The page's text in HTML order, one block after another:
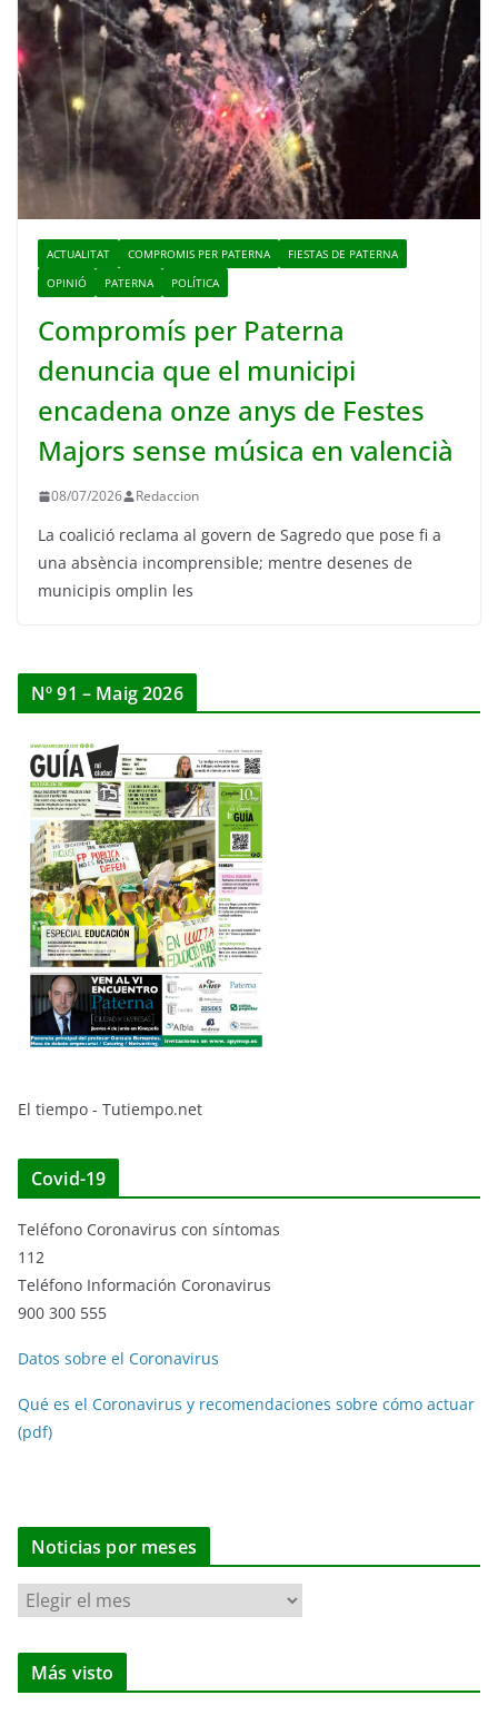
ACTUALITAT COMPROMIS PER PATERNA
FIESTAS DE PATERNA
OPINIÓ
PATERNA POLÍTICA
Compromís per Paterna
denuncia que el municipi
encadena onze anys de Festes
Majors sense música en valencià
08/07/2026 Redaccion
La coalició reclama al govern de Sagredo que pose fi a
una absència incomprensible; mentre desenes de
municipis omplin les
Nº 91 – Maig 2026
El tiempo - Tutiempo.net
Covid-19
Teléfono Coronavirus con síntomas
112
Teléfono Información Coronavirus
900 300 555
Datos sobre el Coronavirus
Qué es el Coronavirus y recomendaciones sobre cómo actuar
(pdf)
Noticias por meses
N
o
t
Más visto